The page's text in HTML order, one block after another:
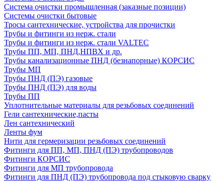
Система очистки промышленная (заказные позиции)
Системы очистки бытовые
Тросы сантехнические, устройства для прочистки
Трубы и фитинги из нерж. стали
Трубы и фитинги из нерж. стали VALTEC
Трубы ПП, МП, ПНД,НПВХ и др.
Трубы канализационные ПНД (безнапорные) КОРСИС
Трубы МП
Трубы ПНД (ПЭ) газовые
Трубы ПНД (ПЭ) для воды
Трубы ПП
Уплотнительные материалы для резьбовых соединений
Гели сантехнические,пасты
Лен сантехнический
Ленты фум
Нити для гермеризации резьбовых соединений
Фитинги для ПП, МП, ПНД (ПЭ) трубопроводов
Фитинги КОРСИС
Фитинги для МП трубопровода
Фитинги для ПНД (ПЭ) трубопровода под стыковую сварку